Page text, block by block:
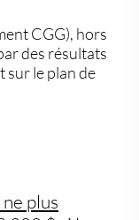
CGG), hors
des résultats
sur le plan de
plus